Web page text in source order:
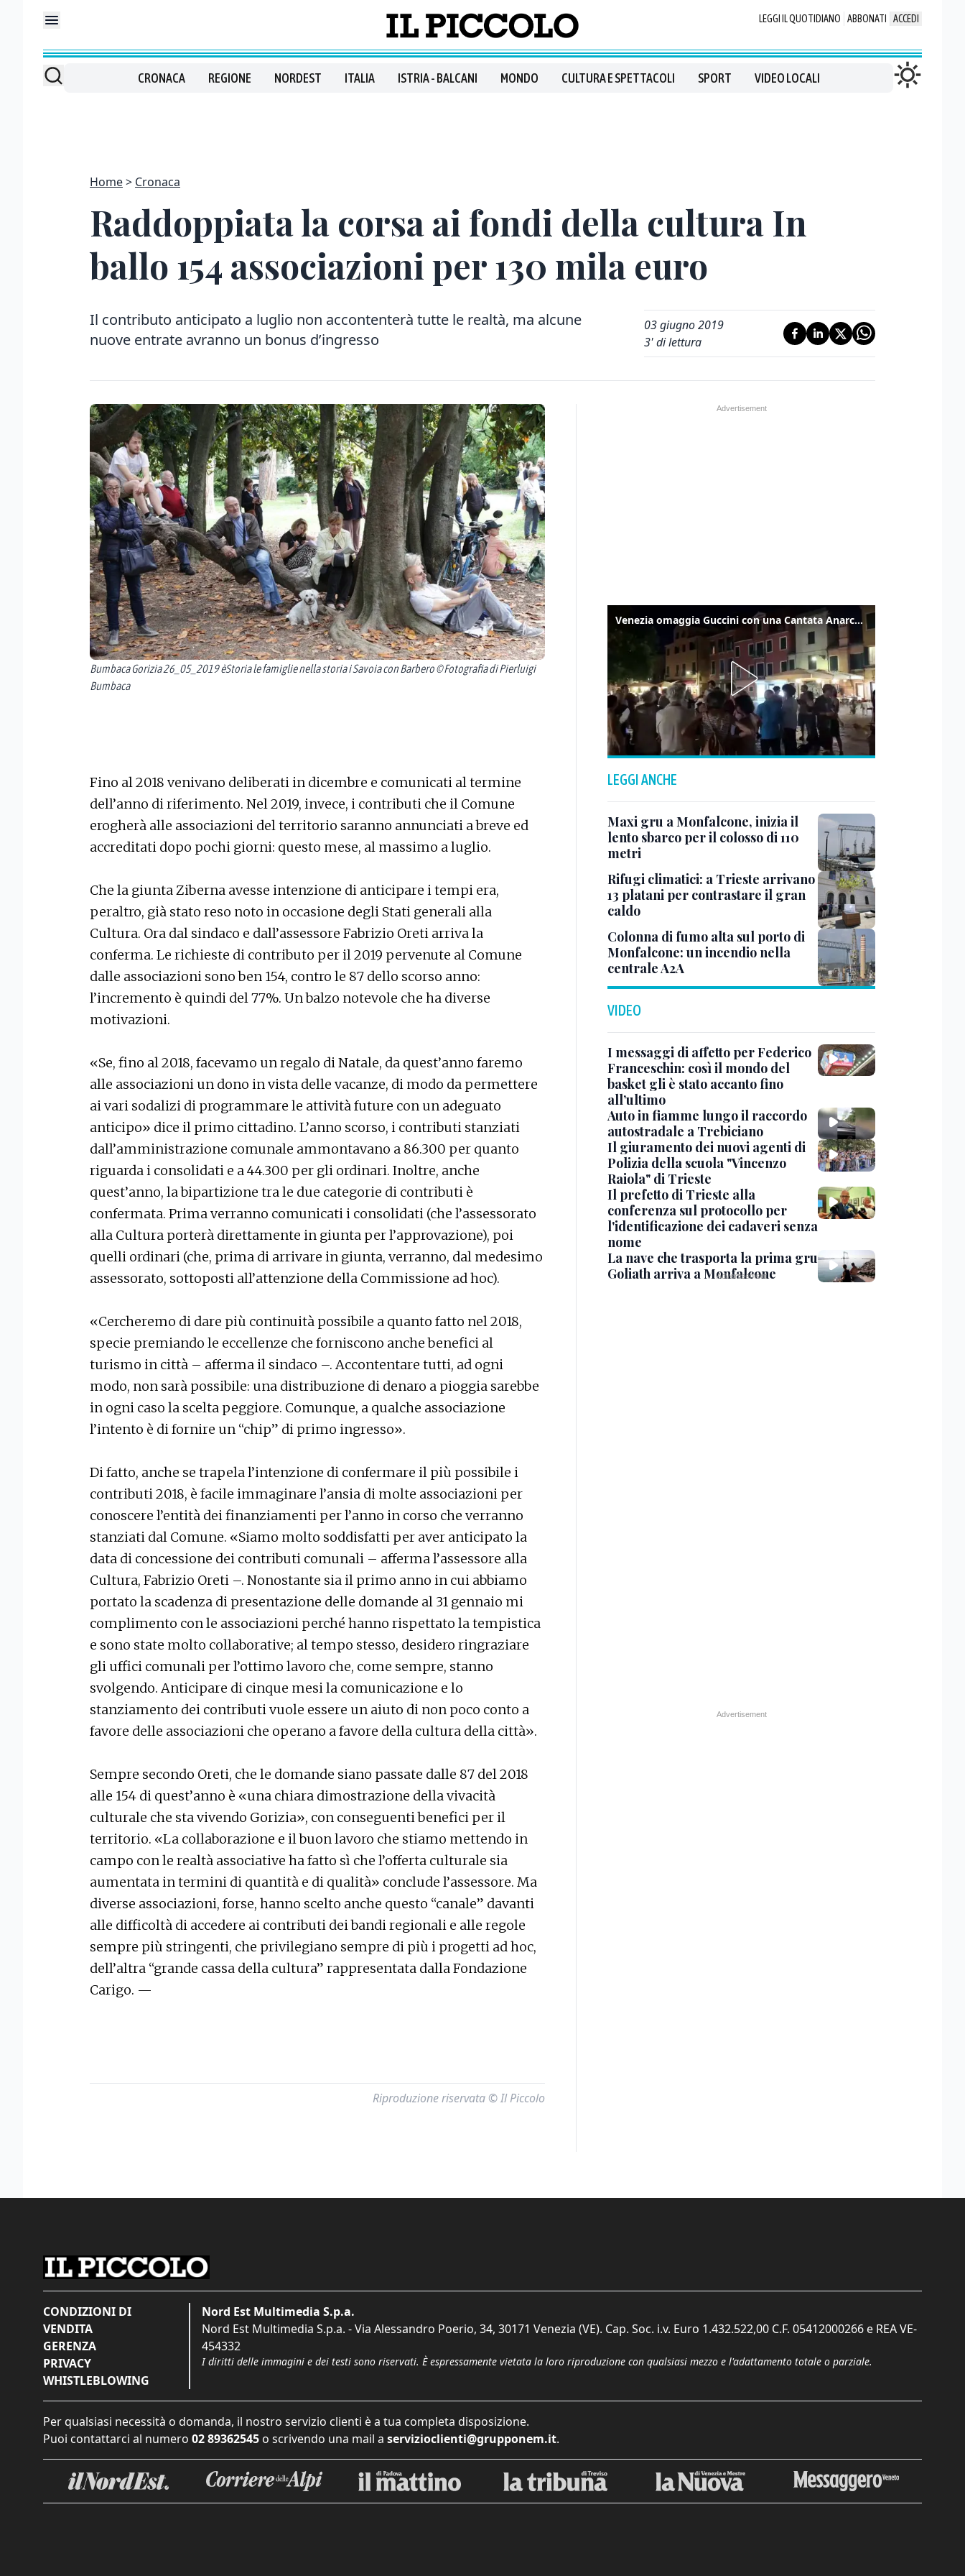
LEGGI IL QUOTIDIANO ABBONATI ACCEDI
CRONACA REGIONE NORDEST ITALIA ISTRIA - BALCANI MONDO CULTURA E SPETTACOLI SPORT VIDEO LOCALI
Home Cronaca
Raddoppiata la corsa ai fondi della cultura In
ballo 154 associazioni per 130 mila euro
Il contributo anticipato a luglio non accontenterà tutte le realtà, ma alcune
nuove entrate avranno un bonus d’ingresso
03 giugno 2019
3' di lettura
Bumbaca Gorizia 26_05_2019 èStoria le famiglie nella storia i Savoia con Barbero © Fotografia di Pierluigi
Bumbaca
Fino al 2018 venivano deliberati in dicembre e comunicati al termine
dell’anno di riferimento. Nel 2019, invece, i contributi che il Comune
erogherà alle associazioni del territorio saranno annunciati a breve ed
accreditati dopo pochi giorni: questo mese, al massimo a luglio.
Che la giunta Ziberna avesse intenzione di anticipare i tempi era,
peraltro, già stato reso noto in occasione degli Stati generali alla
Cultura. Ora dal sindaco e dall’assessore Fabrizio Oreti arriva la
conferma. Le richieste di contributo per il 2019 pervenute al Comune
dalle associazioni sono ben 154, contro le 87 dello scorso anno:
l’incremento è quindi del 77%. Un balzo notevole che ha diverse
motivazioni.
«Se, fino al 2018, facevamo un regalo di Natale, da quest’anno faremo
alle associazioni un dono in vista delle vacanze, di modo da permettere
ai vari sodalizi di programmare le attività future con un adeguato
anticipo» dice il primo cittadino. L’anno scorso, i contributi stanziati
dall’amministrazione comunale ammontavano a 86.300 per quanto
riguarda i consolidati e a 44.300 per gli ordinari. Inoltre, anche
quest’anno, la bipartizione tra le due categorie di contributi è
confermata. Prima verranno comunicati i consolidati (che l’assessorato
alla Cultura porterà direttamente in giunta per l’approvazione), poi
quelli ordinari (che, prima di arrivare in giunta, verranno, dal medesimo
assessorato, sottoposti all’attenzione della Commissione ad hoc).
«Cercheremo di dare più continuità possibile a quanto fatto nel 2018,
specie premiando le eccellenze che forniscono anche benefici al
turismo in città – afferma il sindaco –. Accontentare tutti, ad ogni
modo, non sarà possibile: una distribuzione di denaro a pioggia sarebbe
in ogni caso la scelta peggiore. Comunque, a qualche associazione
l’intento è di fornire un “chip” di primo ingresso».
Di fatto, anche se trapela l’intenzione di confermare il più possibile i
contributi 2018, è facile immaginare l’ansia di molte associazioni per
conoscere l’entità dei finanziamenti per l’anno in corso che verranno
stanziati dal Comune. «Siamo molto soddisfatti per aver anticipato la
data di concessione dei contributi comunali – afferma l’assessore alla
Cultura, Fabrizio Oreti –. Nonostante sia il primo anno in cui abbiamo
portato la scadenza di presentazione delle domande al 31 gennaio mi
complimento con le associazioni perché hanno rispettato la tempistica
e sono state molto collaborative; al tempo stesso, desidero ringraziare
gli uffici comunali per l’ottimo lavoro che, come sempre, stanno
svolgendo. Anticipare di cinque mesi la comunicazione e lo
stanziamento dei contributi vuole essere un aiuto di non poco conto a
favore delle associazioni che operano a favore della cultura della città».
Sempre secondo Oreti, che le domande siano passate dalle 87 del 2018
alle 154 di quest’anno è «una chiara dimostrazione della vivacità
culturale che sta vivendo Gorizia», con conseguenti benefici per il
territorio. «La collaborazione e il buon lavoro che stiamo mettendo in
campo con le realtà associative ha fatto sì che l’offerta culturale sia
aumentata in termini di quantità e di qualità» conclude l’assessore. Ma
diverse associazioni, forse, hanno scelto anche questo “canale” davanti
alle difficoltà di accedere ai contributi dei bandi regionali e alle regole
sempre più stringenti, che privilegiano sempre di più i progetti ad hoc,
dell’altra “grande cassa della cultura” rappresentata dalla Fondazione
Carigo. —
Riproduzione riservata © Il Piccolo
Venezia omaggia Guccini con una Cantata Anarchica in campo Santa Margherita
LEGGI ANCHE
Maxi gru a Monfalcone, inizia il
lento sbarco per il colosso di 110
metri
Rifugi climatici: a Trieste arrivano
13 platani per contrastare il gran
caldo
Colonna di fumo alta sul porto di
Monfalcone: un incendio nella
centrale A2A
VIDEO
I messaggi di affetto per Federico
Franceschin: così il mondo del
basket gli è stato accanto fino
all’ultimo
Auto in fiamme lungo il raccordo
autostradale a Trebiciano
Il giuramento dei nuovi agenti di
Polizia della scuola "Vincenzo
Raiola" di Trieste
Il prefetto di Trieste alla
conferenza sul protocollo per
l'identificazione dei cadaveri senza
nome
La nave che trasporta la prima gru
Goliath arriva a Monfalcone
CONDIZIONI DI
VENDITA
GERENZA
PRIVACY
WHISTLEBLOWING
Nord Est Multimedia S.p.a.
Nord Est Multimedia S.p.a. - Via Alessandro Poerio, 34, 30171 Venezia (VE). Cap. Soc. i.v. Euro 1.432.522,00 C.F. 05412000266 e REA VE-
454332
I diritti delle immagini e dei testi sono riservati. È espressamente vietata la loro riproduzione con qualsiasi mezzo e l'adattamento totale o parziale.
Per qualsiasi necessità o domanda, il nostro servizio clienti è a tua completa disposizione.
Puoi contattarci al numero 02 89362545 o scrivendo una mail a servizioclienti@grupponem.it.